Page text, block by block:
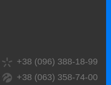
+38 (096) 388-18-99
+38 (063) 358-74-00